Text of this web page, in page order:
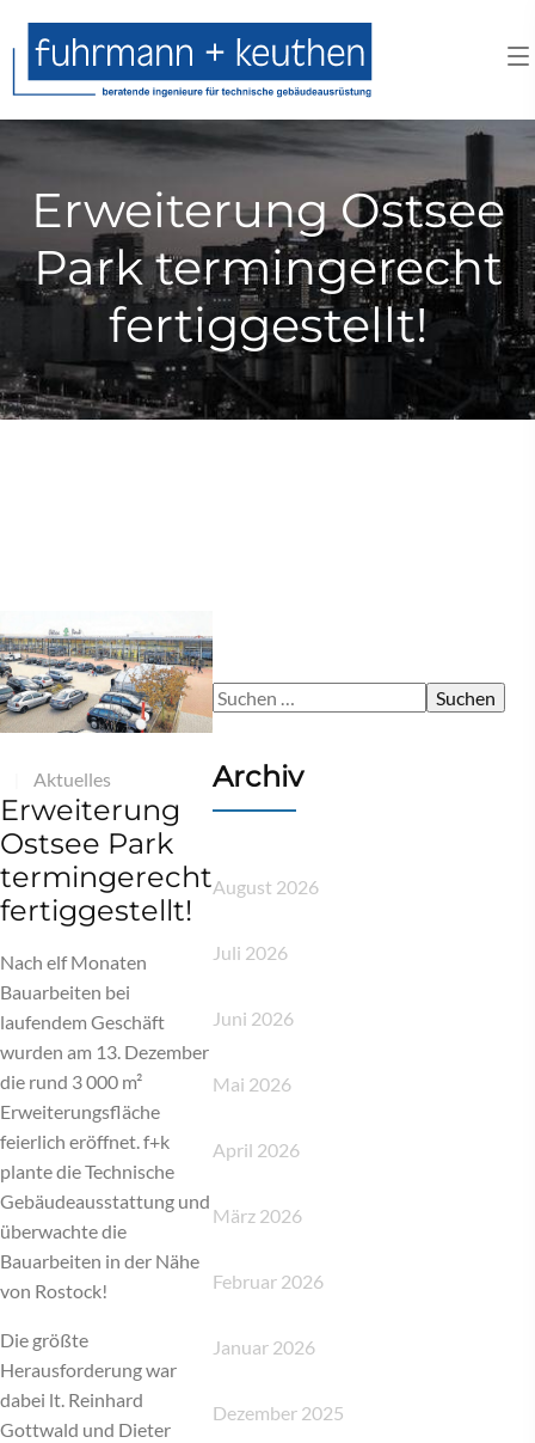
Erweiterung Ostsee
Park termingerecht
fertiggestellt!
Aktuelles
Erweiterung
Ostsee Park
termingerecht
fertiggestellt!
Nach elf Monaten
Bauarbeiten bei
laufendem Geschäft
wurden am 13. Dezember
die rund 3 000 m²
Erweiterungsfläche
feierlich eröffnet. f+k
plante die Technische
Gebäudeausstattung und
überwachte die
Bauarbeiten in der Nähe
von Rostock!
Die größte
Herausforderung war
dabei lt. Reinhard
Gottwald und Dieter
S
h
e
n
h
Archiv
August 2026
Juli 2026
Juni 2026
Mai 2026
April 2026
März 2026
Februar 2026
Januar 2026
Dezember 2025